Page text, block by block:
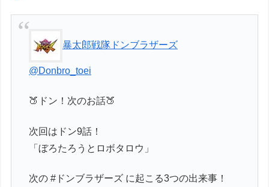
暴太郎戦隊ドンブラザーズ
@Donbro_toei
🍑ドン！次のお話🍑
次回はドン9話！
「ぼろたろうとロボタロウ」
次の #ドンブラザーズ に起こる3つの出来事！